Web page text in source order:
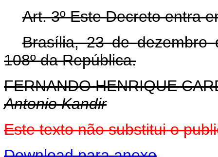
Art. 3º Este Decreto entra
Brasília, 23 de dezembro
108º da República.
FERNANDO HENRIQUE
Antonio Kandir
Este texto não substitui o